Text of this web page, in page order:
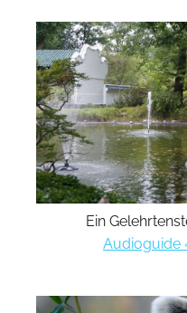
Ein
Audioguide